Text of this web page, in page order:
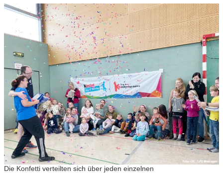
Die Konfetti verteilten sich über jeden einzelnen